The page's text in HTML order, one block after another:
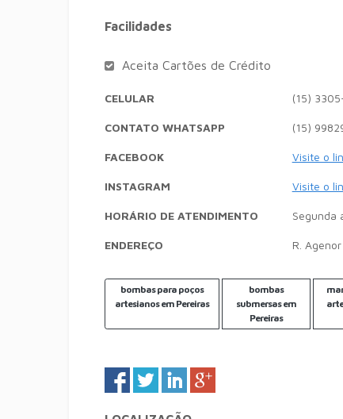
Facilidades
Aceita Cartões de Crédito
CELULAR (15)
CONTATO WHATSAPP (15)
FACEBOOK Visite o
INSTAGRAM Visite o
HORÁRIO DE ATENDIMENTO Segunda
ENDEREÇO R.
bombas para poços
artesianos em Pereiras
bombas
submersas em
Pereiras